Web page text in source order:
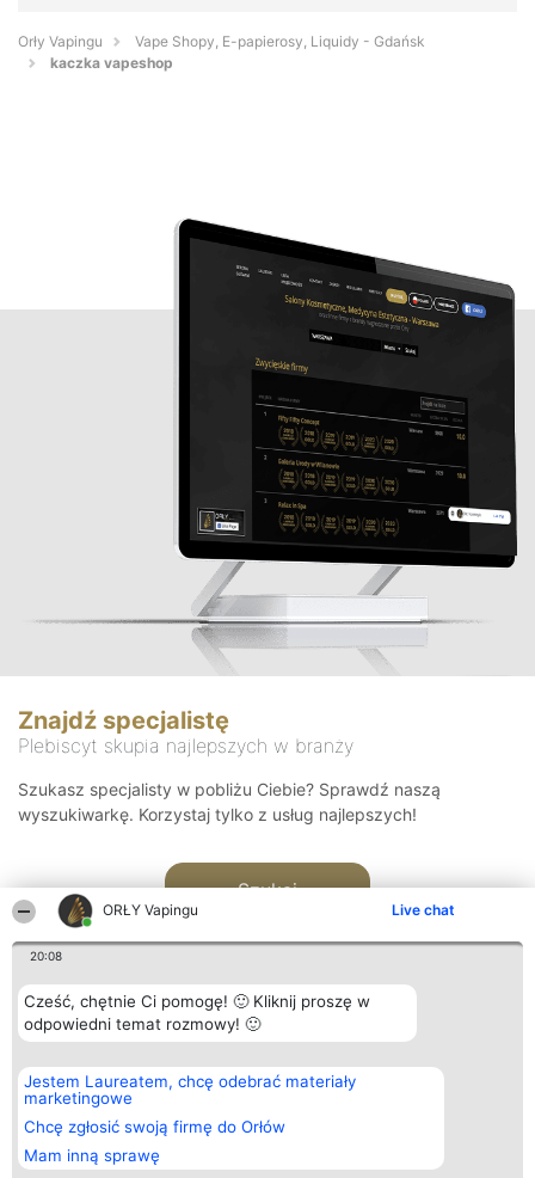
ORŁY Vapingu Live chat
20:08
Cześć, chętnie Ci pomogę! 🙂 Kliknij proszę w
odpowiedni temat rozmowy! 🙂
Jestem Laureatem, chcę odebrać materiały
marketingowe
Chcę zgłosić swoją firmę do Orłów
Mam inną sprawę
Orły Vapingu
Vape Shopy, E-papierosy, Liquidy - Gdańsk
kaczka vapeshop
Znajdź specjalistę
Plebiscyt skupia najlepszych w branży
Szukasz specjalisty w pobliżu Ciebie? Sprawdź naszą
wyszukiwarkę. Korzystaj tylko z usług najlepszych!
Szukaj
Organizator plebiscytu
Bright Side Solutions sp. z o.
o. sp. k.
ul. Ruska 22
Wrocław 50-079
KRS 0000749100 | Regon
381313360 | NIP 8943132676
Plebiscyt
Laureaci
wszystkich
Laureatów
Regulamin
Kontakt
Kontakt